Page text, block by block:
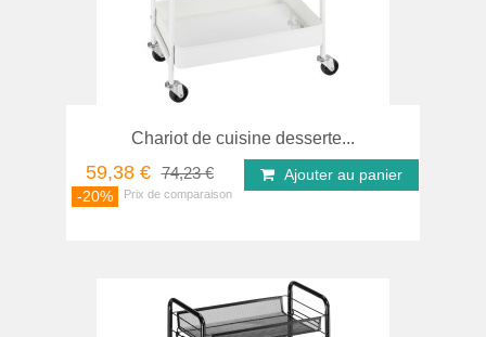
Chariot de cuisine desserte...
59,38 € 74,23 €
-20%
Ajouter au panier